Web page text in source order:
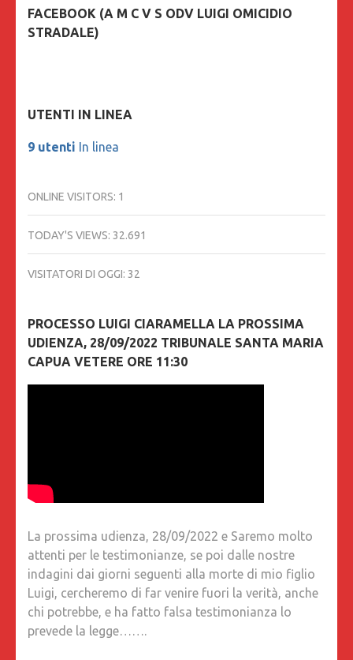
FACEBOOK (A M C V S ODV LUIGI OMICIDIO
STRADALE)
UTENTI IN LINEA
9 utenti In linea
ONLINE VISITORS: 1
TODAY'S VIEWS: 32.691
VISITATORI DI OGGI: 32
PROCESSO LUIGI CIARAMELLA LA PROSSIMA
UDIENZA, 28/09/2022 TRIBUNALE SANTA MARIA
CAPUA VETERE ORE 11:30
La prossima udienza, 28/09/2022 e Saremo molto
attenti per le testimonianze, se poi dalle nostre
indagini dai giorni seguenti alla morte di mio figlio
Luigi, cercheremo di far venire fuori la verità, anche
chi potrebbe, e ha fatto falsa testimonianza lo
prevede la legge…….